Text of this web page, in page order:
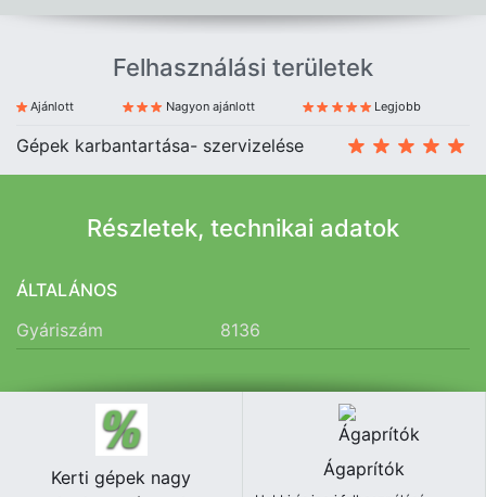
Felhasználási területek
Ajánlott Nagyon ajánlott Legjobb
Gépek karbantartása- szervizelése
Részletek, technikai adatok
ÁLTALÁNOS
Gyáriszám
8136
Kerti gépek nagy
Ágaprítók